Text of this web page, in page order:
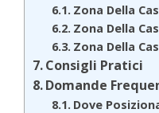
Zona Della
Zona Della
Zona Della
Consigli Pratici
Domande
Dove